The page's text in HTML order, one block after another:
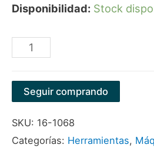
Disponibilidad: Stock
AEROGRAFO
ML
ALTA
PRESIÓN
REF.
Seguir comprando
SKU: 16-1068
Categorías: Herramientas,